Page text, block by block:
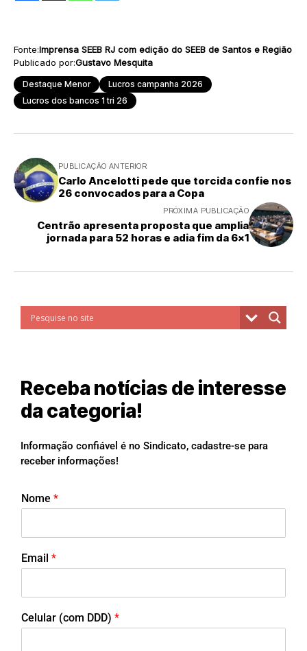
Fonte:Imprensa SEEB RJ com edição do SEEB de Santos e Região
Publicado por:Gustavo Mesquita
Destaque Menor
Lucros campanha 2026
Lucros dos bancos 1 tri 26
PUBLICAÇÃO ANTERIOR
Carlo Ancelotti pede que torcida confie nos
26 convocados para a Copa
PRÓXIMA PUBLICAÇÃO
Centrão apresenta proposta que amplia
jornada para 52 horas e adia fim da 6×1
Receba notícias de interesse
da categoria!
Informação confiável é no Sindicato, cadastre-se para
receber informações!
Nome *
Email *
Celular (com DDD) *